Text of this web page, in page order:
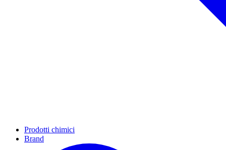
Prodotti chimici
Brand